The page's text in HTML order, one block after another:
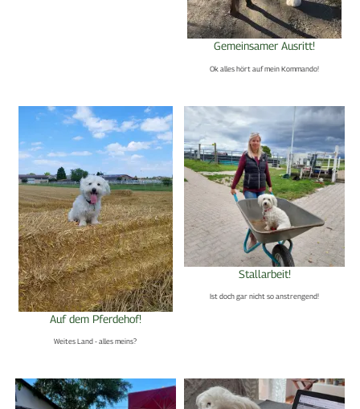
Gemeinsamer Ausritt!
Ok alles hört auf mein Kommando!
Auf dem Pferdehof!
Weites Land - alles meins?
Stallarbeit!
Ist doch gar nicht so anstrengend!